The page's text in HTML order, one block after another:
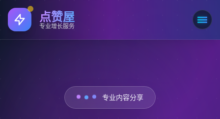
点赞屋
专业增长服务 打开
专业内容分享